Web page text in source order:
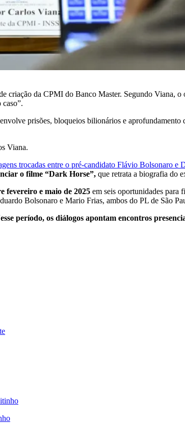
da CPMI do Banco Master. Segundo Viana, o
prisões, bloqueios bilionários e aprofundamento
Viana.
trocadas entre o pré-candidato Flávio Bolsonaro e
o filme “Dark Horse”, que retrata a biografia do
fevereiro e maio de 2025 em seis oportunidades
Bolsonaro e Mario Frias, ambos do PL de São
período, os diálogos apontam encontros